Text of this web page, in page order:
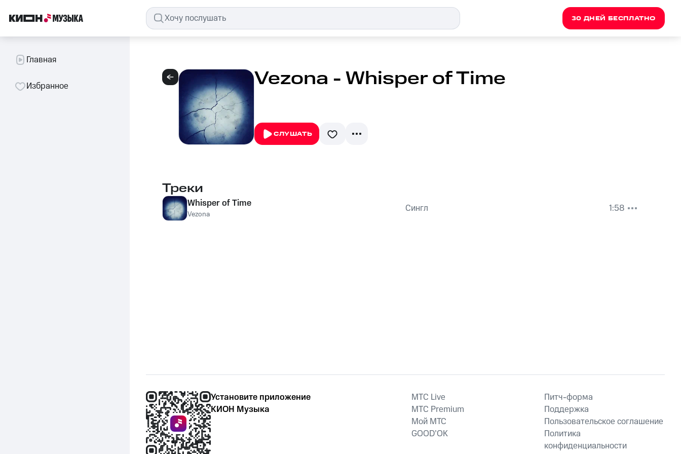
30 ДНЕЙ БЕСПЛАТНО
Главная
Избранное Vezona - Whisper of Time
СЛУШАТЬ
Треки
Whisper of Time
Vezona Сингл 1:58
Установите приложение
КИОН Музыка
MTС Live
MTС Premium
Мой МТС
GOOD’OK
Питч-форма
Поддержка
Пользовательское соглашение
Политика
конфиденциальности